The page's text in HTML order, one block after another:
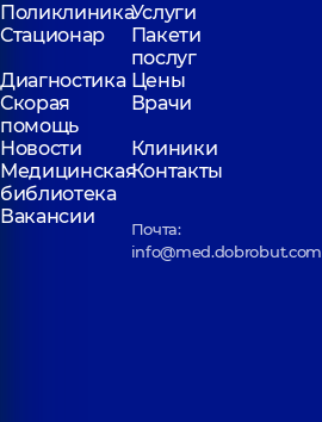
ПоликлиникаУслуги
Стационар
Пакети
послуг
Диагностика Цены
Скорая
помощь
Врачи
Новости
Клиники
Медицинская
библиотека
Контакты
Вакансии
Почта:
info@med.dobrobut.com